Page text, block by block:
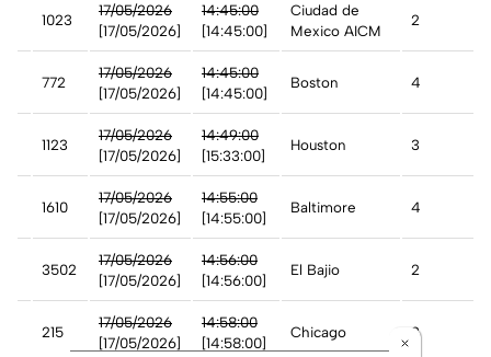
1023
17/05/2026
[17/05/2026]
14:45:00
[14:45:00]
Ciudad de
Mexico AICM
2
772
17/05/2026
[17/05/2026]
14:45:00
[14:45:00]
Boston 4
1123
17/05/2026
[17/05/2026]
14:49:00
[15:33:00]
Houston 3
1610
17/05/2026
[17/05/2026]
14:55:00
[14:55:00]
Baltimore 4
3502
17/05/2026
[17/05/2026]
14:56:00
[14:56:00]
El Bajio 2
215
17/05/2026
[17/05/2026]
14:58:00
[14:58:00]
Chicago 3